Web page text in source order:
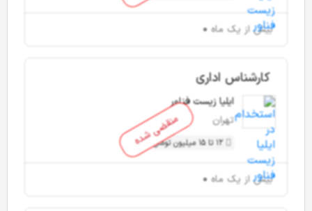
بیش از یک ماه
منقضی شده
کارشناس اداری
ایلیا زیست فناور
تهران
12 تا 15 میلیون تومان
بیش از یک ماه